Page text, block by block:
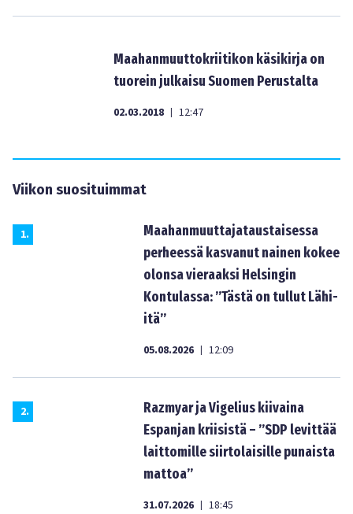
Maahanmuuttokriitikon käsikirja on
tuorein julkaisu Suomen Perustalta
02.03.2018 | 12:47
Viikon suosituimmat
1.
Maahanmuuttajataustaisessa
perheessä kasvanut nainen kokee
olonsa vieraaksi Helsingin
Kontulassa: ”Tästä on tullut Lähi-
itä”
05.08.2026 | 12:09
2.
Razmyar ja Vigelius kiivaina
Espanjan kriisistä – ”SDP levittää
laittomille siirtolaisille punaista
mattoa”
31.07.2026 | 18:45